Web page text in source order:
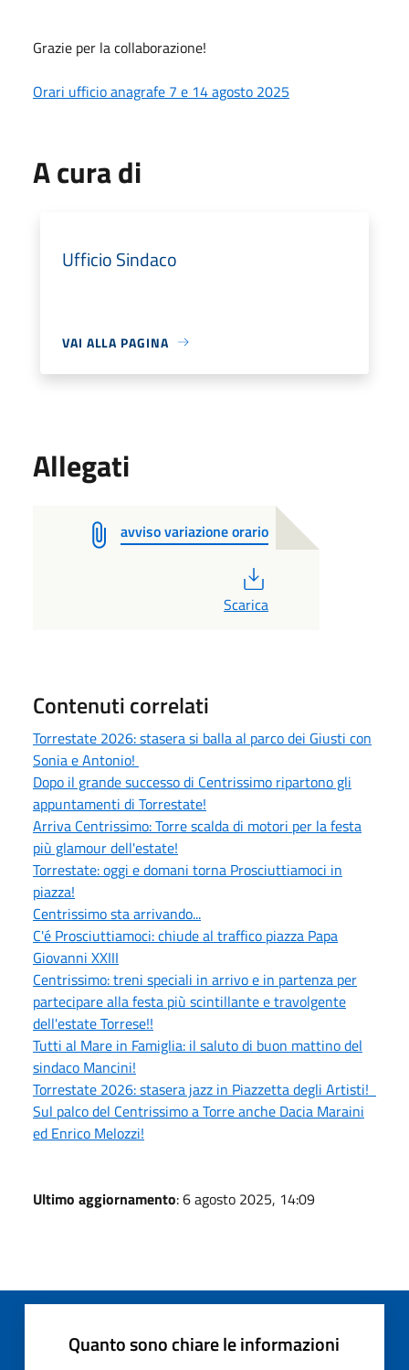
Grazie per la collaborazione!
Orari ufficio anagrafe 7 e 14 agosto 2025
A cura di
Ufficio Sindaco
VAI ALLA PAGINA
Allegati
avviso variazione orario
Scarica
Contenuti correlati
Torrestate 2026: stasera si balla al parco dei Giusti con
Sonia e Antonio!
Dopo il grande successo di Centrissimo ripartono gli
appuntamenti di Torrestate!
Arriva Centrissimo: Torre scalda di motori per la festa
più glamour dell'estate!
Torrestate: oggi e domani torna Prosciuttiamoci in
piazza!
Centrissimo sta arrivando...
C'é Prosciuttiamoci: chiude al traffico piazza Papa
Giovanni XXIII
Centrissimo: treni speciali in arrivo e in partenza per
partecipare alla festa più scintillante e travolgente
dell'estate Torrese!!
Tutti al Mare in Famiglia: il saluto di buon mattino del
sindaco Mancini!
Torrestate 2026: stasera jazz in Piazzetta degli Artisti!
Sul palco del Centrissimo a Torre anche Dacia Maraini
ed Enrico Melozzi!
Ultimo aggiornamento: 6 agosto 2025, 14:09
Quanto sono chiare le informazioni